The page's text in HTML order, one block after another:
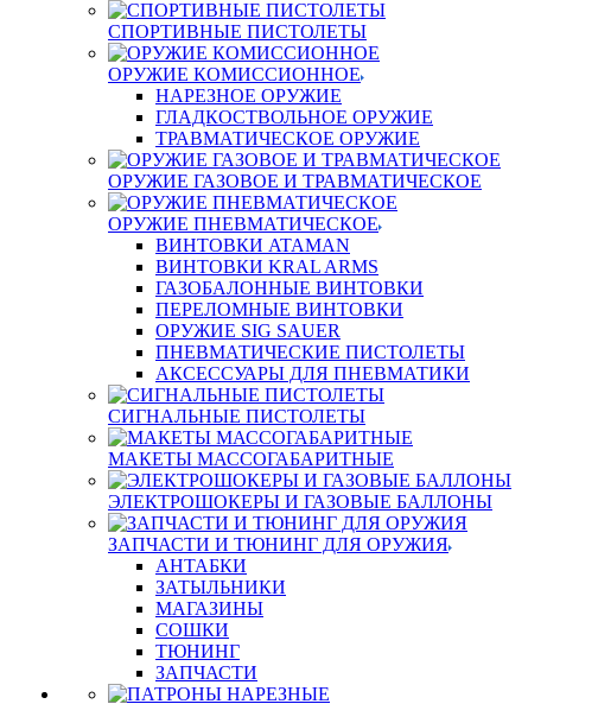
СПОРТИВНЫЕ ПИСТОЛЕТЫ
ОРУЖИЕ КОМИССИОННОЕ
НАРЕЗНОЕ ОРУЖИЕ
ГЛАДКОСТВОЛЬНОЕ ОРУЖИЕ
ТРАВМАТИЧЕСКОЕ ОРУЖИЕ
ОРУЖИЕ ГАЗОВОЕ И ТРАВМАТИЧЕСКОЕ
ОРУЖИЕ ПНЕВМАТИЧЕСКОЕ
ВИНТОВКИ ATAMAN
ВИНТОВКИ KRAL ARMS
ГАЗОБАЛОННЫЕ ВИНТОВКИ
ПЕРЕЛОМНЫЕ ВИНТОВКИ
ОРУЖИЕ SIG SAUER
ПНЕВМАТИЧЕСКИЕ ПИСТОЛЕТЫ
АКСЕССУАРЫ ДЛЯ ПНЕВМАТИКИ
СИГНАЛЬНЫЕ ПИСТОЛЕТЫ
МАКЕТЫ МАССОГАБАРИТНЫЕ
ЭЛЕКТРОШОКЕРЫ И ГАЗОВЫЕ БАЛЛОНЫ
ЗАПЧАСТИ И ТЮНИНГ ДЛЯ ОРУЖИЯ
АНТАБКИ
ЗАТЫЛЬНИКИ
МАГАЗИНЫ
СОШКИ
ТЮНИНГ
ЗАПЧАСТИ